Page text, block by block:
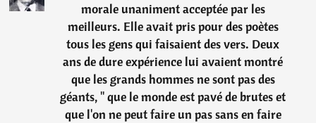
morale unaniment acceptée par les
meilleurs. Elle avait pris pour des poètes
tous les gens qui faisaient des vers. Deux
ans de dure expérience lui avaient montré
que les grands hommes ne sont pas des
géants, " que le monde est pavé de brutes et
que l'on ne peut faire un pas sans en faire